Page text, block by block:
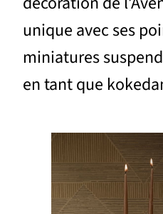
unique avec ses
miniatures
en tant que